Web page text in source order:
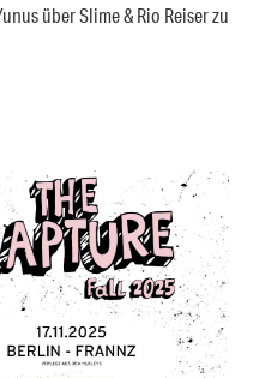
über Slime & Rio Reiser zu